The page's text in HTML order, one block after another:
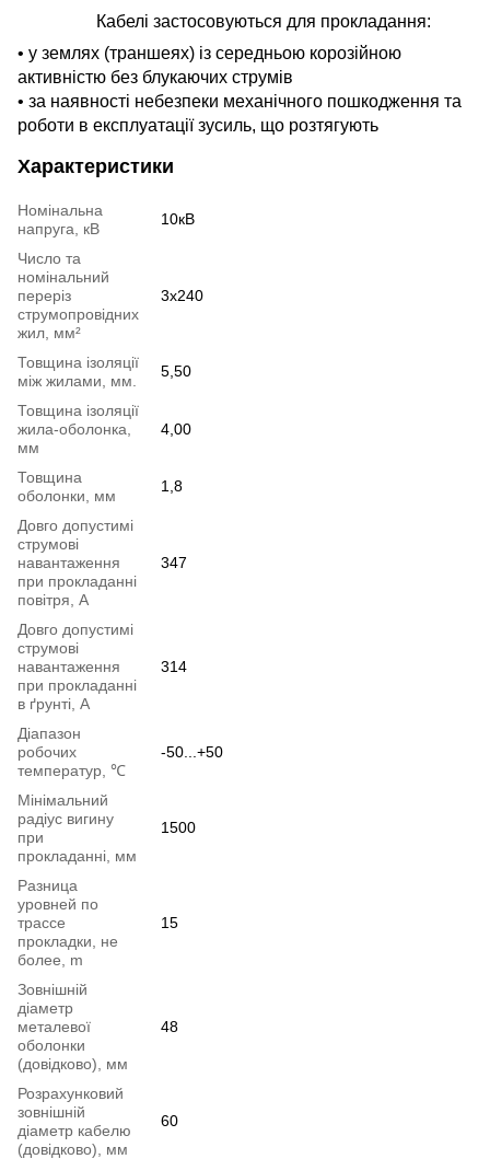
Кабелі застосовуються для прокладання:
• у землях (траншеях) із середньою корозійною
активністю без блукаючих струмів
• за наявності небезпеки механічного пошкодження та
роботи в експлуатації зусиль, що розтягують
Характеристики
Номінальна
напруга, кВ
10кВ
Число та
номінальний
переріз
струмопровідних
жил, мм²
3х240
Товщина ізоляції
між жилами, мм.
5,50
Товщина ізоляції
жила-оболонка,
мм
4,00
Товщина
оболонки, мм
1,8
Довго допустимі
струмові
навантаження
при прокладанні
повітря, А
347
Довго допустимі
струмові
навантаження
при прокладанні
в ґрунті, А
314
Діапазон
робочих
температур, ℃
-50...+50
Мінімальний
радіус вигину
при
прокладанні, мм
1500
Разница
уровней по
трассе
прокладки, не
более, m
15
Зовнішній
діаметр
металевої
оболонки
(довідково), мм
48
Розрахунковий
зовнішній
діаметр кабелю
(довідково), мм
60